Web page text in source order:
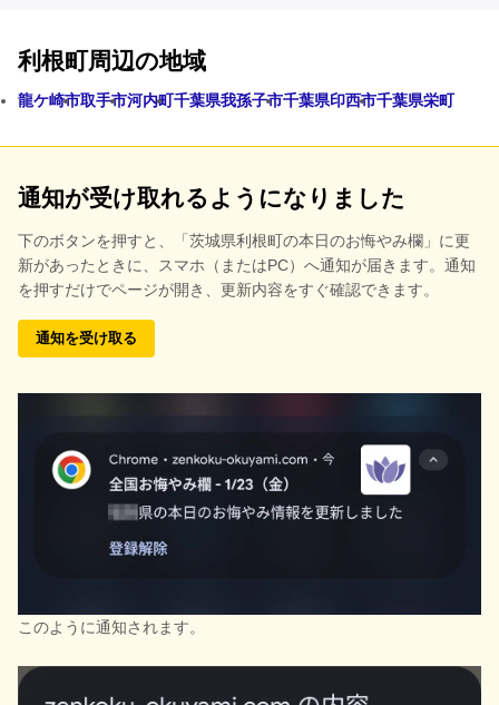
利根町周辺の地域
龍ケ崎市取手市河内町千葉県我孫子市千葉県印西市千葉県栄町
通知が受け取れるようになりました
下のボタンを押すと、
「茨城県利根町の本日のお悔やみ欄」に更
新があったときに、スマホ（またはPC）へ通知が届きます。通知
を押すだけでページが開き、更新内容をすぐ確認できます。
通知を受け取る
このように通知されます。